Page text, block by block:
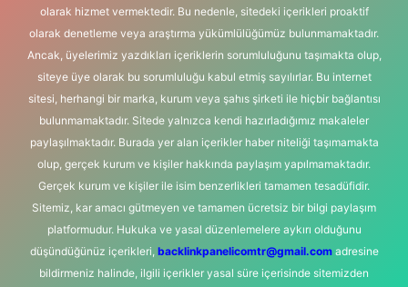
olarak hizmet vermektedir. Bu nedenle, sitedeki içerikleri proaktif
olarak denetleme veya araştırma yükümlülüğümüz bulunmamaktadır.
Ancak, üyelerimiz yazdıkları içeriklerin sorumluluğunu taşımakta olup,
siteye üye olarak bu sorumluluğu kabul etmiş sayılırlar. Bu internet
sitesi, herhangi bir marka, kurum veya şahıs şirketi ile hiçbir bağlantısı
bulunmamaktadır. Sitede yalnızca kendi hazırladığımız makaleler
paylaşılmaktadır. Burada yer alan içerikler haber niteliği taşımamakta
olup, gerçek kurum ve kişiler hakkında paylaşım yapılmamaktadır.
Gerçek kurum ve kişiler ile isim benzerlikleri tamamen tesadüfidir.
Sitemiz, kar amacı gütmeyen ve tamamen ücretsiz bir bilgi paylaşım
platformudur. Hukuka ve yasal düzenlemelere aykırı olduğunu
düşündüğünüz içerikleri, backlinkpanelicomtr@gmail.comadresine
bildirmeniz halinde, ilgili içerikler yasal süre içerisinde sitemizden